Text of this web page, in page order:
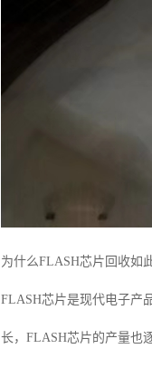
为什么FLASH芯片回收如
FLASH芯片是现代电子产
长，FLASH芯片的产量也